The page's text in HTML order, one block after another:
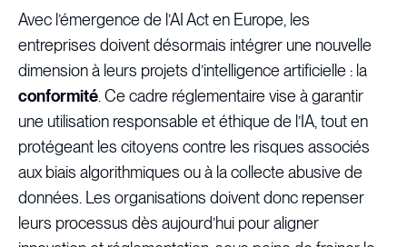
Avec l’émergence de l’AI Act en Europe, les
entreprises doivent désormais intégrer une nouvelle
dimension à leurs projets d’intelligence artificielle : la
conformité. Ce cadre réglementaire vise à garantir
une utilisation responsable et éthique de l’IA, tout en
protégeant les citoyens contre les risques associés
aux biais algorithmiques ou à la collecte abusive de
données. Les organisations doivent donc repenser
leurs processus dès aujourd’hui pour aligner